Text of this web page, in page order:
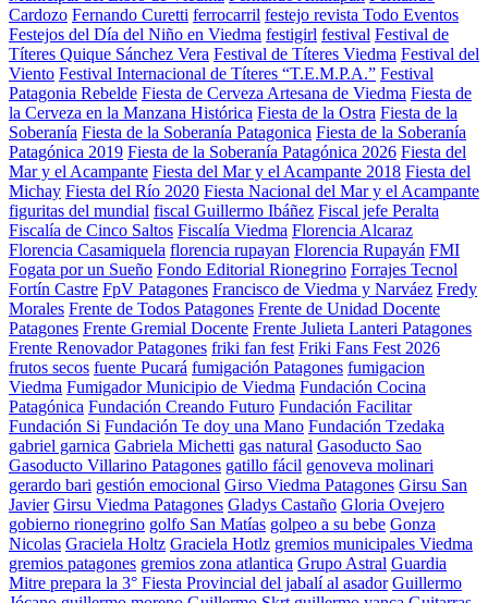
Cardozo Fernando Curetti ferrocarril festejo revista Todo Eventos
Festejos del Día del Niño en Viedma festigirl festival Festival de
Títeres Quique Sánchez Vera Festival de Títeres Viedma Festival del
Viento Festival Internacional de Títeres “T.E.M.P.A.” Festival
Patagonia Rebelde Fiesta de Cerveza Artesana de Viedma Fiesta de
la Cerveza en la Manzana Histórica Fiesta de la Ostra Fiesta de la
Soberanía Fiesta de la Soberanía Patagonica Fiesta de la Soberanía
Patagónica 2019 Fiesta de la Soberanía Patagónica 2026 Fiesta del
Mar y el Acampante Fiesta del Mar y el Acampante 2018 Fiesta del
Michay Fiesta del Río 2020 Fiesta Nacional del Mar y el Acampante
figuritas del mundial fiscal Guillermo Ibáñez Fiscal jefe Peralta
Fiscalía de Cinco Saltos Fiscalía Viedma Florencia Alcaraz
Florencia Casamiquela florencia rupayan Florencia Rupayán FMI
Fogata por un Sueño Fondo Editorial Rionegrino Forrajes Tecnol
Fortín Castre FpV Patagones Francisco de Viedma y Narváez Fredy
Morales Frente de Todos Patagones Frente de Unidad Docente
Patagones Frente Gremial Docente Frente Julieta Lanteri Patagones
Frente Renovador Patagones friki fan fest Friki Fans Fest 2026
frutos secos fuente Pucará fumigación Patagones fumigacion
Viedma Fumigador Municipio de Viedma Fundación Cocina
Patagónica Fundación Creando Futuro Fundación Facilitar
Fundación Si Fundación Te doy una Mano Fundación Tzedaka
gabriel garnica Gabriela Michetti gas natural Gasoducto Sao
Gasoducto Villarino Patagones gatillo fácil genoveva molinari
gerardo bari gestión emocional Girso Viedma Patagones Girsu San
Javier Girsu Viedma Patagones Gladys Castaño Gloria Ovejero
gobierno rionegrino golfo San Matías golpeo a su bebe Gonza
Nicolas Graciela Holtz Graciela Hotlz gremios municipales Viedma
gremios patagones gremios zona atlantica Grupo Astral Guardia
Mitre prepara la 3° Fiesta Provincial del jabalí al asador Guillermo